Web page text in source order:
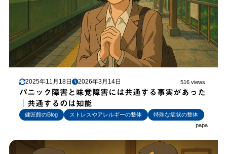
2025年11月18日 2026年3月14日 516 views
パニック障害と味覚障害には共通する事実があった
│共通するのは知能
健匠館のBlog ストレスやアレルギーの整体
特殊な症状の整体
papa